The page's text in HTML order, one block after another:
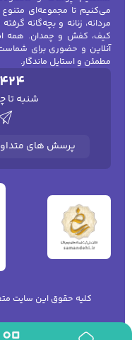
می‌کنیم تا مجموعه‌ای متنوع
مردانه، زنانه و بچه‌گانه
کیف، کفش و چمدان. همه
آنلاین و حضوری برای
مطمئن و استایل ماندگار.
شنبه تا
پرسش های
کلیه حقوق این سایت